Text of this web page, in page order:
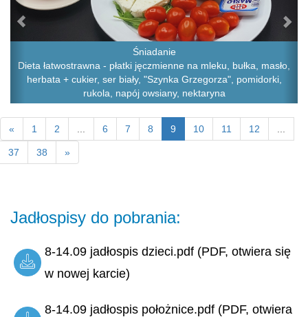
Śniadanie
Dieta łatwostrawna - płatki jęczmienne na mleku, bułka, masło,
herbata + cukier, ser biały, "Szynka Grzegorza", pomidorki,
rukola, napój owsiany, nektaryna
« 1 2 6 7 8 9 10 11 12
37 38 »
Jadłospisy do pobrania:
8-14.09 jadłospis dzieci.pdf (PDF, otwiera się
w nowej karcie)
8-14.09 jadłospis położnice.pdf (PDF, otwiera